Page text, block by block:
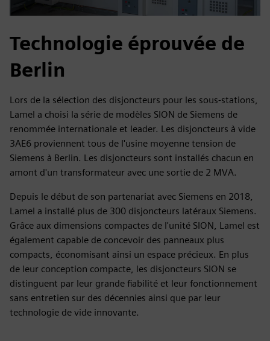
Technologie éprouvée de
Berlin
Lors de la sélection des disjoncteurs pour les sous-stations,
Lamel a choisi la série de modèles SION de Siemens de
renommée internationale et leader. Les disjoncteurs à vide
3AE6 proviennent tous de l'usine moyenne tension de
Siemens à Berlin. Les disjoncteurs sont installés chacun en
amont d'un transformateur avec une sortie de 2 MVA.
Depuis le début de son partenariat avec Siemens en 2018,
Lamel a installé plus de 300 disjoncteurs latéraux Siemens.
Grâce aux dimensions compactes de l'unité SION, Lamel est
également capable de concevoir des panneaux plus
compacts, économisant ainsi un espace précieux. En plus
de leur conception compacte, les disjoncteurs SION se
distinguent par leur grande fiabilité et leur fonctionnement
sans entretien sur des décennies ainsi que par leur
technologie de vide innovante.